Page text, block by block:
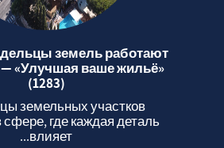
земель работают
— «Улучшая ваше жильё»
(1283)
земельных участков
где каждая деталь
влияет...